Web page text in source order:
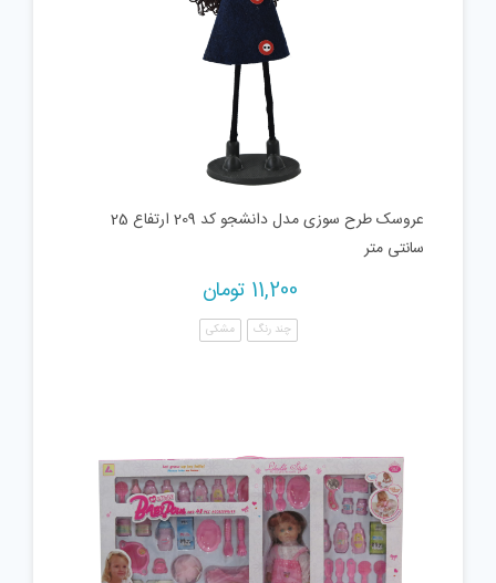
عروسک طرح سوزی مدل دانشجو کد 209 ارتفاع 25
سانتی متر
11,200 تومان
چند رنگ مشکی